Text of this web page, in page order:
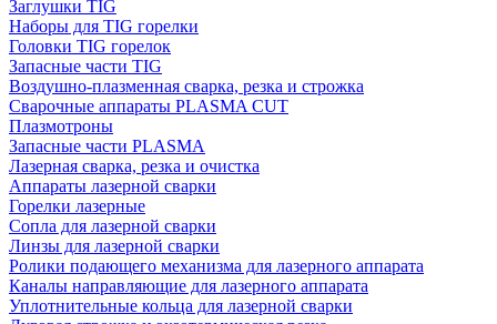
Заглушки TIG
Наборы для TIG горелки
Головки TIG горелок
Запасные части TIG
Воздушно-плазменная сварка, резка и строжка
Сварочные аппараты PLASMA CUT
Плазмотроны
Запасные части PLASMA
Лазерная сварка, резка и очистка
Аппараты лазерной сварки
Горелки лазерные
Сопла для лазерной сварки
Линзы для лазерной сварки
Ролики подающего механизма для лазерного аппарата
Каналы направляющие для лазерного аппарата
Уплотнительные кольца для лазерной сварки